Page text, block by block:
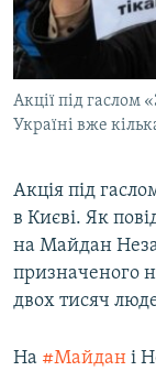
ВІДЕОУРОКИ
УКРАЇНСЬКА
Русский
Qırımtatar
Усі сайти
Акції під гаслом
Україні вже
Акція під
в Києві. Як
на Майдан
призначеного
двох тисяч
На #Майдан і